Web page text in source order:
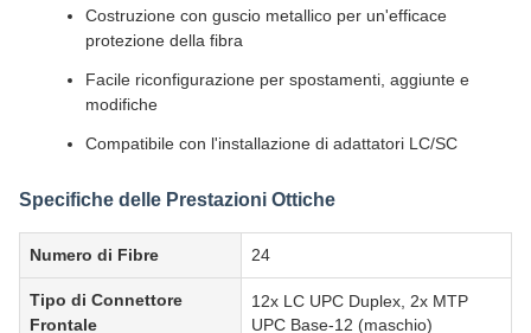
Costruzione con guscio metallico per un'efficace
protezione della fibra
Facile riconfigurazione per spostamenti, aggiunte e
modifiche
Compatibile con l'installazione di adattatori LC/SC
Specifiche delle Prestazioni Ottiche
Numero di Fibre 24
Tipo di Connettore
Frontale
12x LC UPC Duplex, 2x MTP
UPC Base-12 (maschio)